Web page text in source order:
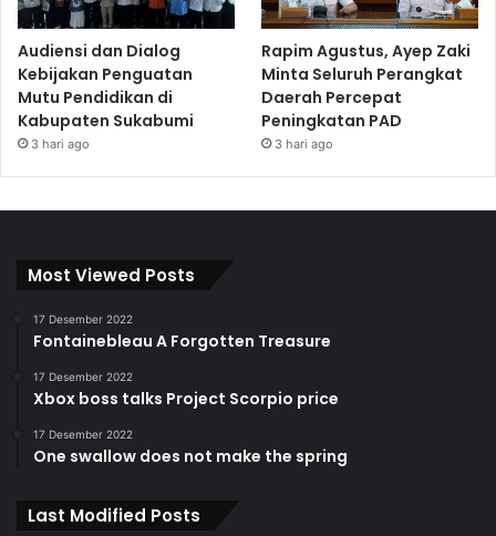
Audiensi dan Dialog
Kebijakan Penguatan
Mutu Pendidikan di
Kabupaten Sukabumi
3 hari ago
Rapim Agustus, Ayep Zaki
Minta Seluruh Perangkat
Daerah Percepat
Peningkatan PAD
3 hari ago
Most Viewed Posts
17 Desember 2022
Fontainebleau A Forgotten Treasure
17 Desember 2022
Xbox boss talks Project Scorpio price
17 Desember 2022
One swallow does not make the spring
Last Modified Posts